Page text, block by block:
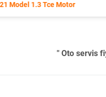
2024 Model 1.6 TGDI
" Oto servis